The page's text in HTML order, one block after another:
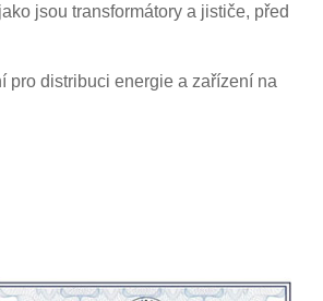
jsou transformátory a jističe, před
pro distribuci energie a zařízení na